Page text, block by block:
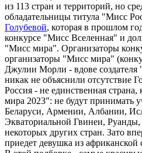
из 113 стран и территорий, но
обладательницы титула "Мисс
Голубевой, которая в прошлом
конкурсе "Мисс Вселенная" и
"Мисс мира". Организаторы
организаторы "Мисс мира"
Джулии Морли - вдове
никак не объяснили отсутствие
Россия - не единственная
мира 2023": не будут принимать
Беларуси, Армении, Албании,
Экваториальной Гвинеи,
некоторых других стран. Зато
приедет девушка из африканской